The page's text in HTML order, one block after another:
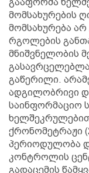
გააფორმა
მომსახურების
მომსახურება
რგოლების
მნიშვნელობის
გაწერილი.
ადგილობრივი
საინფორმაციო
ქრონომეტრაჟი
პერიოდულობა
კონტროლის
გადაცემის